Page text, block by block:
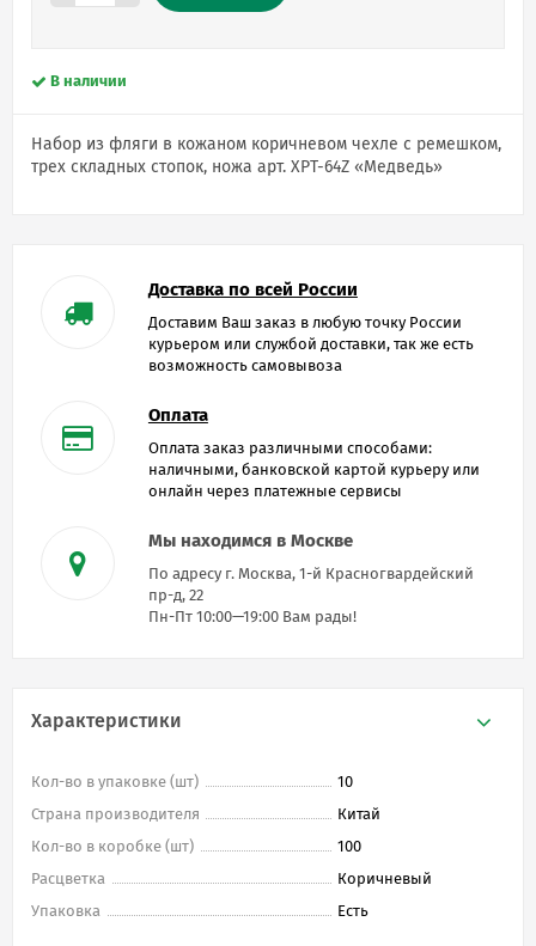
В наличии
Набор из фляги в кожаном коричневом чехле с ремешком,
трех складных стопок, ножа арт. XPT-64Z «Медведь»
Доставка по всей России
Доставим Ваш заказ в любую точку России
курьером или службой доставки, так же есть
возможность самовывоза
Оплата
Оплата заказ различными способами:
наличными, банковской картой курьеру или
онлайн через платежные сервисы
Мы находимся в Москве
По адресу г. Москва, 1-й Красногвардейский
пр-д, 22
Пн-Пт 10:00—19:00 Вам рады!
Характеристики
Кол-во в упаковке (шт)
10
Страна производителя
Китай
Кол-во в коробке (шт)
100
Расцветка
Коричневый
Упаковка
Есть